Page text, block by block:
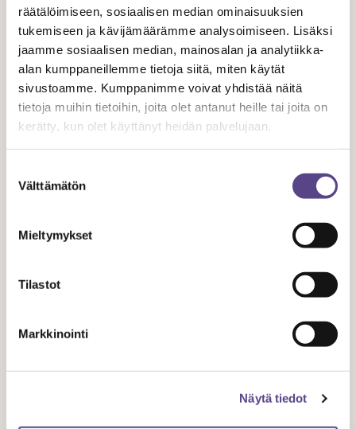
räätälöimiseen, sosiaalisen median ominaisuuksien
tukemiseen ja kävijämäärämme analysoimiseen. Lisäksi
jaamme sosiaalisen median, mainosalan ja analytiikka-
alan kumppaneillemme tietoja siitä, miten käytät
sivustoamme. Kumppanimme voivat yhdistää näitä
tietoja muihin tietoihin, joita olet antanut heille tai joita on
kerätty, kun olet käyttänyt heidän palvelujaan.
valinta
Välttämätön
Mieltymykset
Tilastot
Markkinointi
Näytä tiedot
Appendix / Liite 4 Operating Agreement
Tämä julkaisu on ensimmäinen versioEettisestä
toimintaohjeesta. Tätä päivitetään kyselyn ja palautteen
perusteella. Päivitetty versio julkaistaan suomeksi sekä
englanniksi kv-ryhmien käyttöön. Versioon II listätään
luvut AVIsta, joka vastaa työsuojelun osalta
viranomaisvalvonnasta, sekä työterveyshuollosta, joka
kuuluu aivan kaikille työsuhteen kestosta tai muodosta